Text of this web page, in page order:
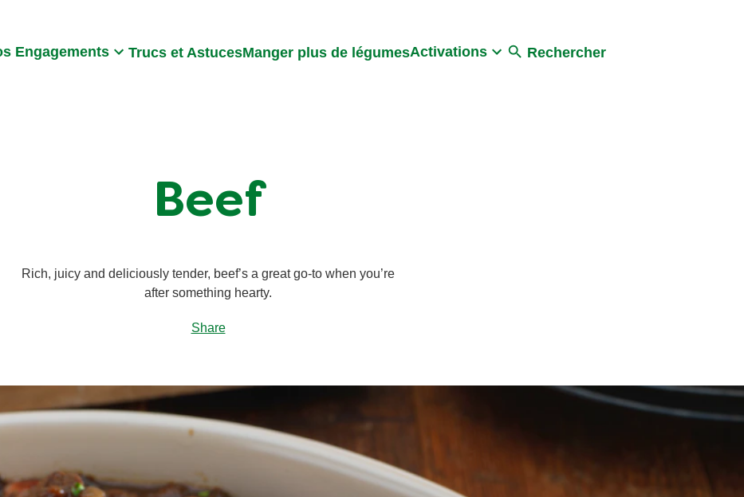
Engagements Trucs et AstucesManger plus de légumesActivations Rechercher
Beef
Rich, juicy and deliciously tender, beef’s a great go-to when you’re
after something hearty.
Share